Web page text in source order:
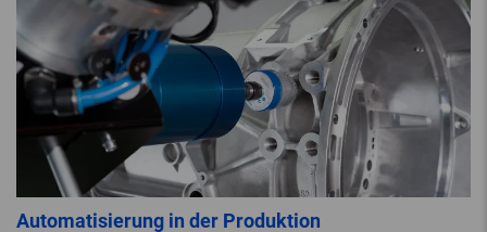
Automatisierung in der Produktion